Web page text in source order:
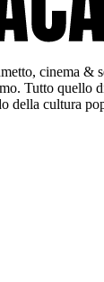
cinema &
Tutto quello
della cultura